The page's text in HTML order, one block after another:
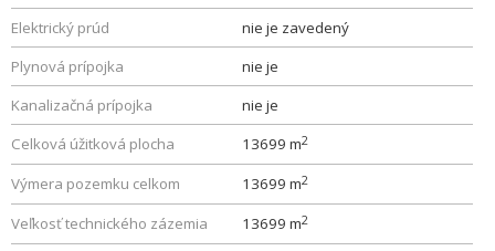
Elektrický prúd
nie je zavedený
Plynová prípojka
nie je
Kanalizačná prípojka
nie je
Celková úžitková plocha
13699 m2
Výmera pozemku celkom 13699 m2
Veľkosť technického zázemia 13699 m2